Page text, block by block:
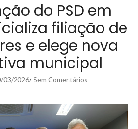
do PSD em
filiação de
e elege nova
municipal
03/2026/ Sem Comentários